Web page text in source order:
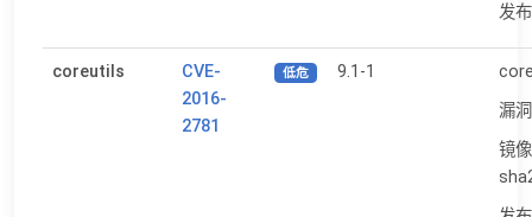
发
coreutils
CVE-
2016-
2781
低危 9.1-1
漏
镜